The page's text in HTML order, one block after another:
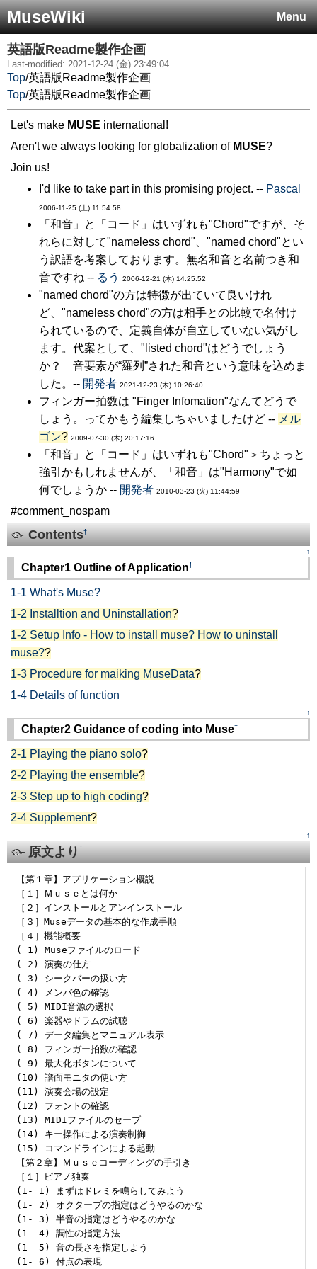
Menu
MuseWiki
英語版Readme製作企画
Last-modified: 2021-12-24 (金) 23:49:04
Top/英語版Readme製作企画
Top/英語版Readme製作企画
Let's make MUSE international!
Aren't we always looking for globalization of MUSE?
Join us!
I'd like to take part in this promising project. -- Pascal
2006-11-25 (土) 11:54:58
「和音」と「コード」はいずれも"Chord"ですが、そ
れらに対して"nameless chord"、"named chord"とい
う訳語を考案しております。無名和音と名前つき和
音ですね -- るう 2006-12-21 (木) 14:25:52
"named chord"の方は特徴が出ていて良いけれ
ど、"nameless chord"の方は相手との比較で名付け
られているので、定義自体が自立していない気がし
ます。代案として、"listed chord"はどうでしょう
か？ 音要素が“羅列”された和音という意味を込めま
した。-- 開発者 2021-12-23 (木) 10:26:40
フィンガー拍数は "Finger Infomation"なんてどうで
しょう。ってかもう編集しちゃいましたけど -- メル
ゴン? 2009-07-30 (木) 20:17:16
「和音」と「コード」はいずれも"Chord"＞ちょっと
強引かもしれませんが、「和音」は"Harmony"で如
何でしょうか -- 開発者 2010-03-23 (火) 11:44:59
#comment_nospam
Contents†
↑
Chapter1 Outline of Application†
1-1 What's Muse?
1-2 Installtion and Uninstallation?
1-2 Setup Info - How to install muse? How to uninstall
muse??
1-3 Procedure for maiking MuseData?
1-4 Details of function
↑
Chapter2 Guidance of coding into Muse†
2-1 Playing the piano solo?
2-2 Playing the ensemble?
2-3 Step up to high coding?
2-4 Supplement?
↑
原文より†
【第１章】アプリケーション概説
［１］Ｍｕｓｅとは何か
［２］インストールとアンインストール
［３］Museデータの基本的な作成手順
［４］機能概要
( 1) Museファイルのロード
( 2) 演奏の仕方
( 3) シークバーの扱い方
( 4) メンバ色の確認
( 5) MIDI音源の選択
( 6) 楽器やドラムの試聴
( 7) データ編集とマニュアル表示
( 8) フィンガー拍数の確認
( 9) 最大化ボタンについて
(10) 譜面モニタの使い方
(11) 演奏会場の設定
(12) フォントの確認
(13) MIDIファイルのセーブ
(14) キー操作による演奏制御
(15) コマンドラインによる起動
【第２章】Ｍｕｓｅコーディングの手引き
［１］ピアノ独奏
(1- 1) まずはドレミを鳴らしてみよう
(1- 2) オクターブの指定はどうやるのかな
(1- 3) 半音の指定はどうやるのかな
(1- 4) 調性の指定方法
(1- 5) 音の長さを指定しよう
(1- 6) 付点の表現